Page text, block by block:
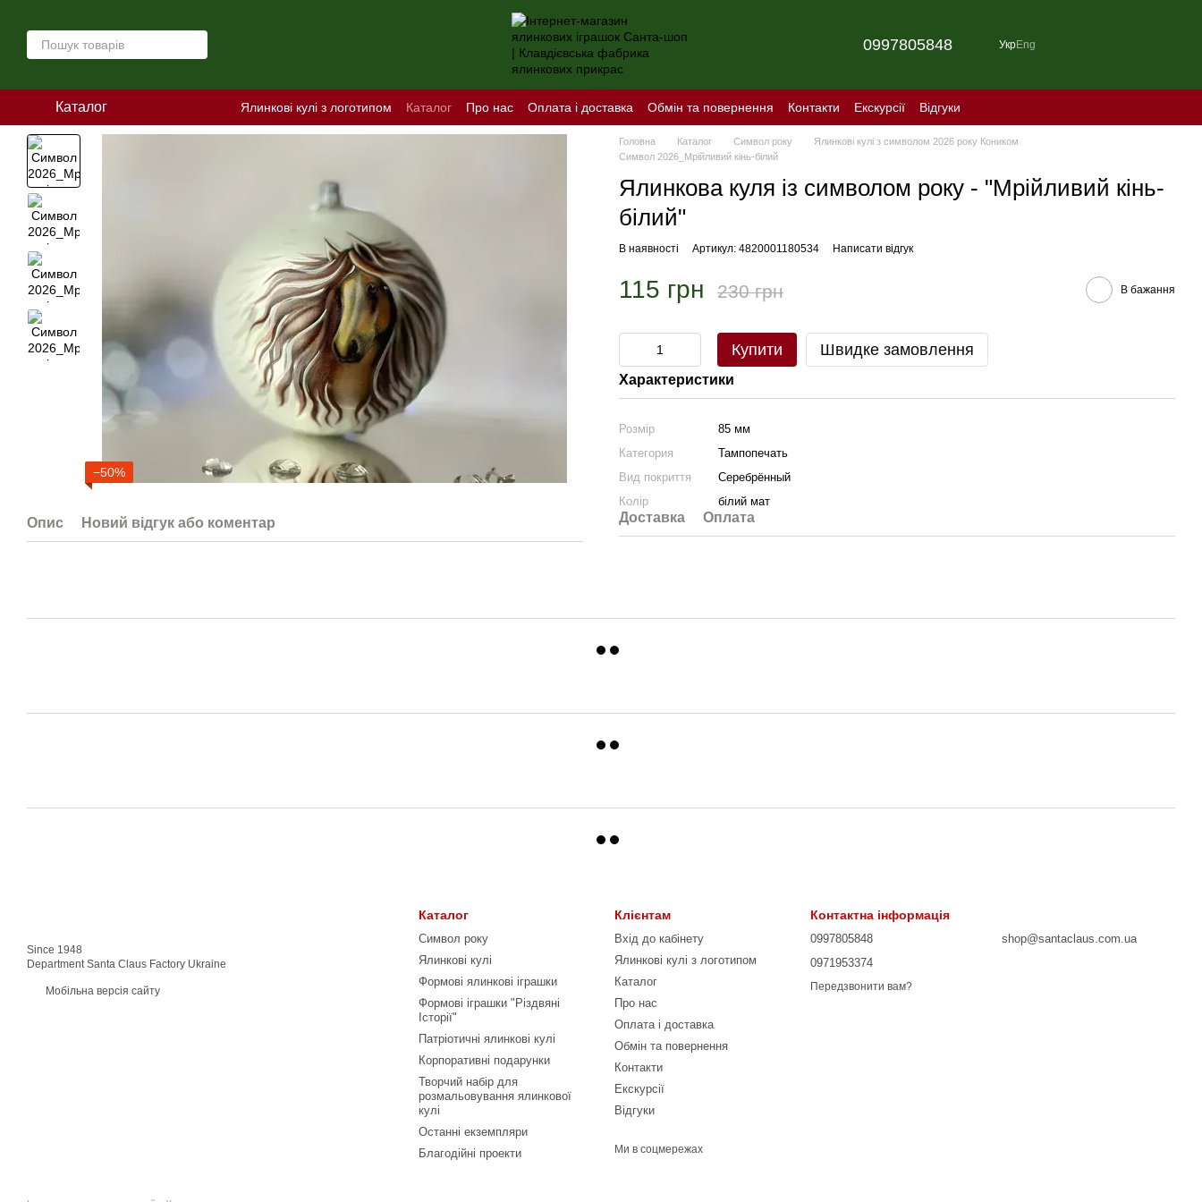
0997805848 УкрEng
Каталог Ялинкові кулі з логотипом Каталог Про нас Оплата і доставка Обмін та повернення Контакти Екскурсії Відгуки
−50%
Опис Новий відгук або коментар
Головна Каталог Символ року
Ялинкові кулі з символом 2026 року Коником
Символ 2026_Мрійливий кінь-білий
Ялинкова куля із символом року - "Мрійливий кінь-
білий"
В наявності Артикул: 4820001180534 Написати відгук
115 грн 230 грн В бажання
Купити Швидке замовлення
Характеристики
Розмір
85 мм
Категория
Тампопечать
Вид покриття
Серебрённый
Колір
білий мат
Доставка Оплата
Since 1948
Department Santa Claus Factory Ukraine
Мобільна версія сайту
Каталог
Символ року
Ялинкові кулі
Формові ялинкові іграшки
Формові іграшки "Різдвяні
Історії"
Патріотичні ялинкові кулі
Корпоративні подарунки
Творчий набір для
розмальовування ялинкової
кулі
Останні екземпляри
Благодійні проекти
Клієнтам
Вхід до кабінету
Ялинкові кулі з логотипом
Каталог
Про нас
Оплата і доставка
Обмін та повернення
Контакти
Екскурсії
Відгуки
Ми в соцмережах
Контактна інформація
0997805848
0971953374
Передзвонити вам?
shop@santaclaus.com.ua